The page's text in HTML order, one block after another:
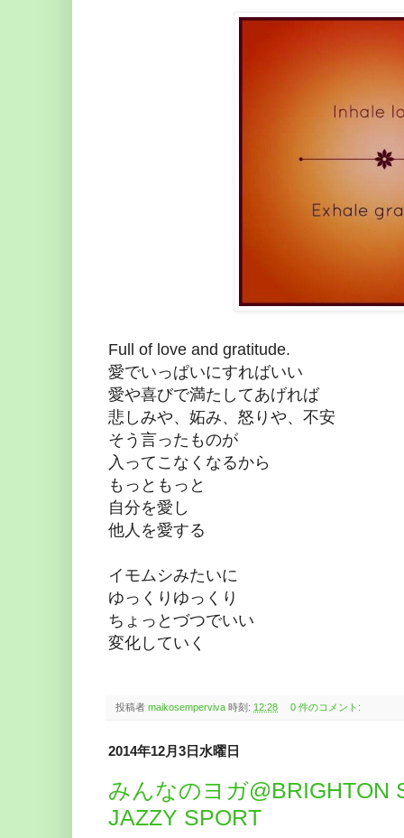
Full of love and gratitude.
愛でいっぱいにすればいい
愛や喜びで満たしてあげれば
悲しみや、妬み、怒りや、不安
そう言ったものが
入ってこなくなるから
もっともっと
自分を愛し
他人を愛する
イモムシみたいに
ゆっくりゆっくり
ちょっとづつでいい
変化していく
投稿者 maikosemperviva 時刻: 12:28 0 件のコメント:
2014年12月3日水曜日
みんなのヨガ@BRIGHTON
JAZZY SPORT